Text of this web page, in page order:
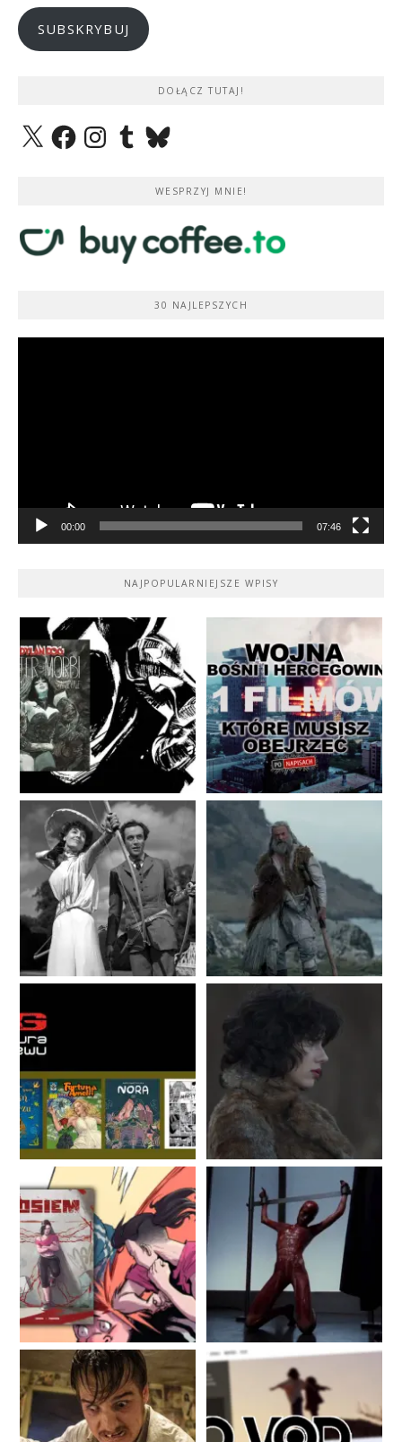
SUBSKRYBUJ
DOŁĄCZ TUTAJ!
X FacebookInstagramTumblrBluesky
WESPRZYJ MNIE!
30 NAJLEPSZYCH
00:00 07:46
NAJPOPULARNIEJSZE WPISY